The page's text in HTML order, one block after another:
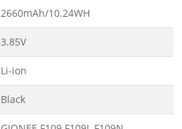
2660mAh/10.24WH
3.85V
Li-ion
Black